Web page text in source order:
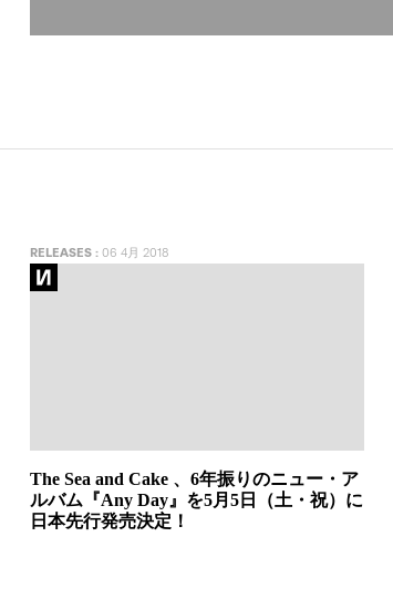
RELEASES:06 4月 2018
The Sea and Cake 、6年振りのニュー・ア
ルバム『Any Day』を5月5日（土・祝）に
日本先行発売決定！